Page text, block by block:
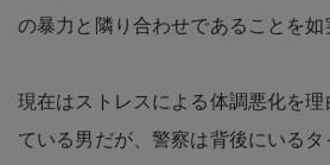
の暴力と隣り合わせであることを如
現在はストレスによる体調悪化を
ている男だが、警察は背後にいる